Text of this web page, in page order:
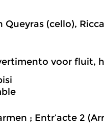
Queyras (cello),
voor fluit,
; Entr’acte 2